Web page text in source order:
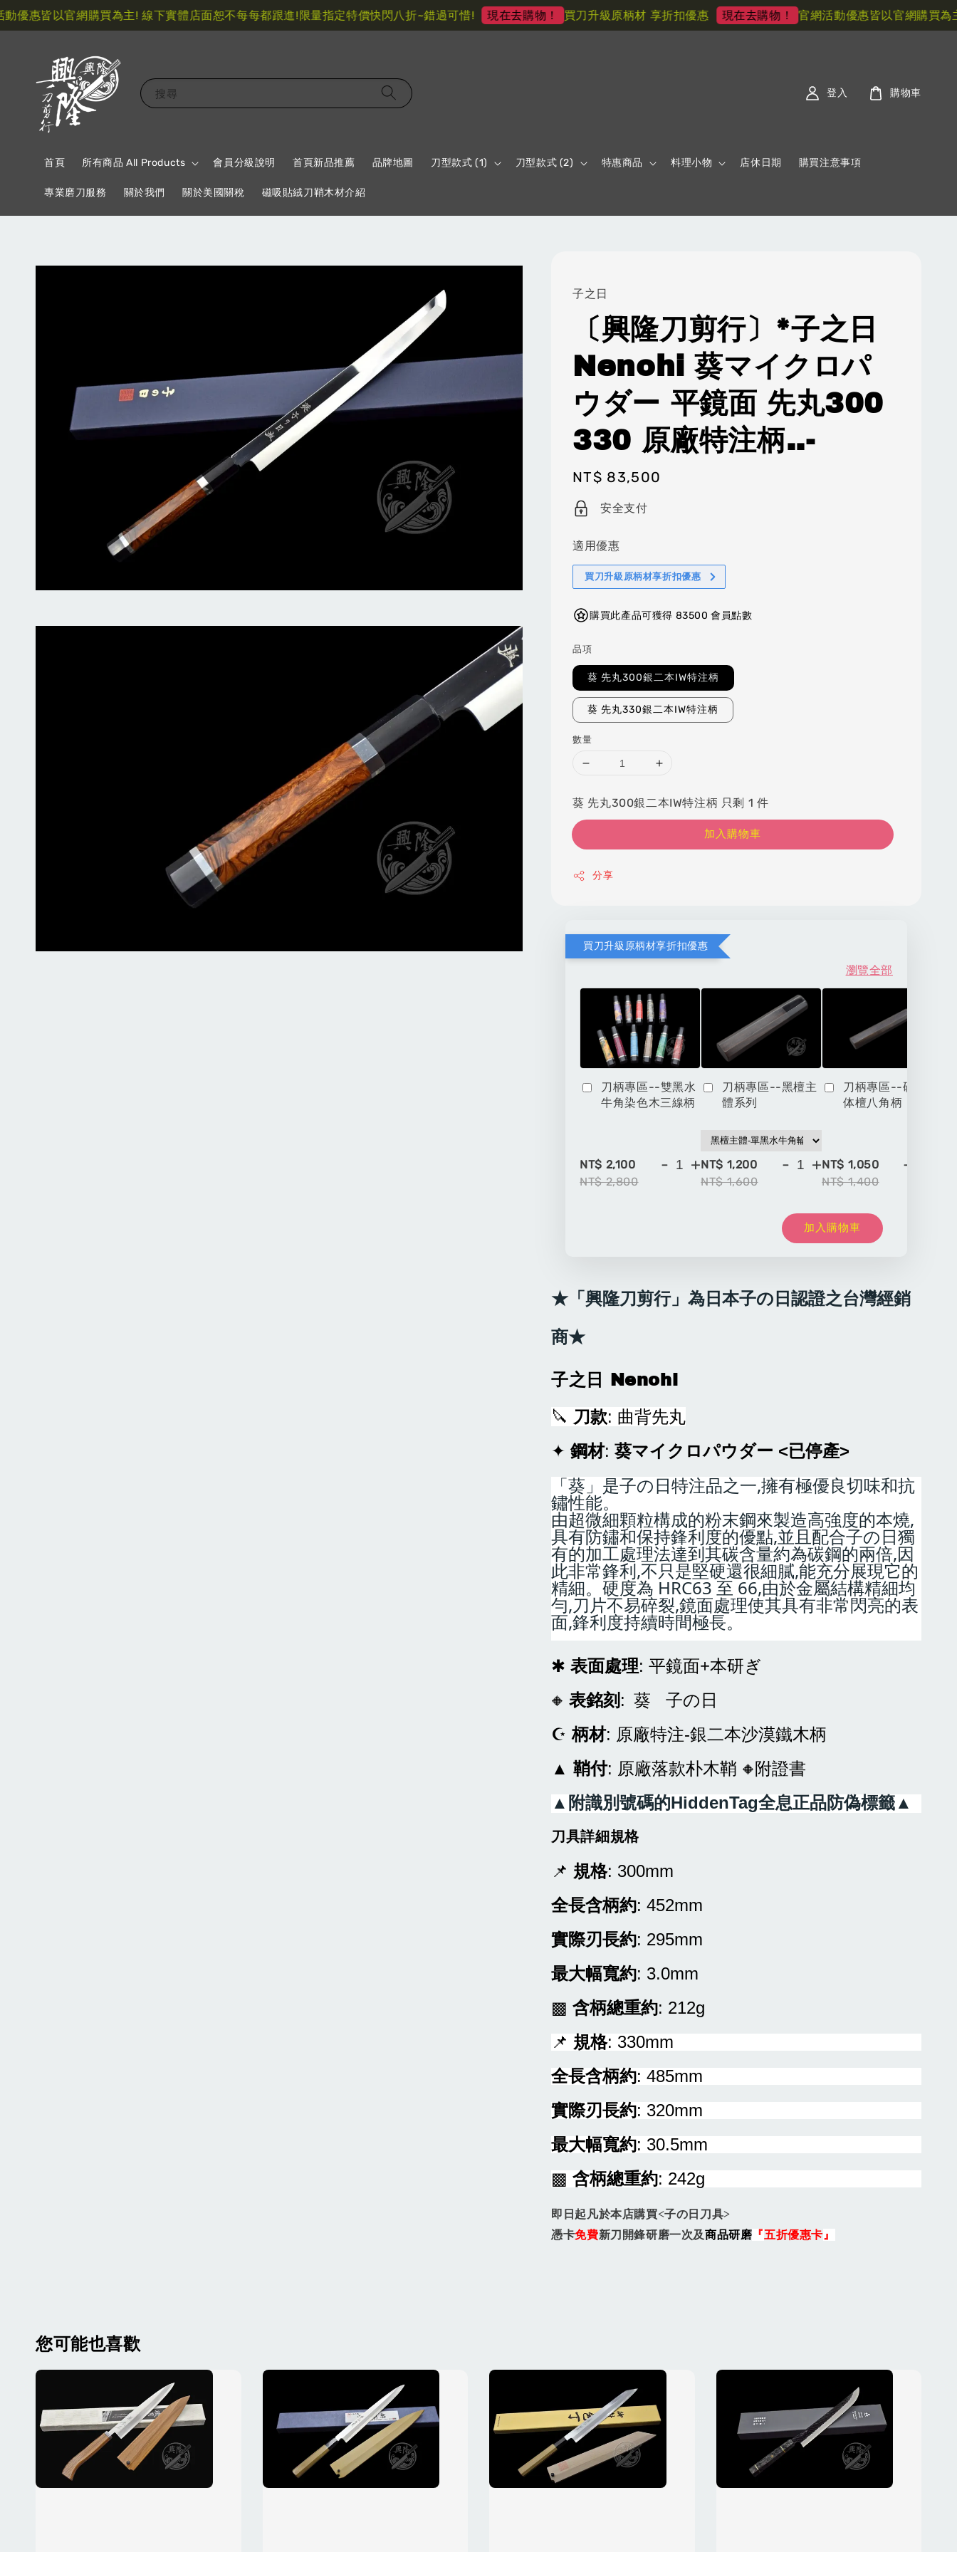
惠皆以官網購買為主! 線下實體店面恕不每每都跟進!限量指定特價快閃八折~錯過可惜! 現在去購物！ 買刀升級原柄材 享折扣優惠 現在去購物！ 官網活動優惠皆以官網購買為主!
搜尋
首頁 所有商品 All Products 會員分級說明 首頁新品推薦 品牌地圖 刀型款式 (1) 刀型款式 (2) 特惠商品 料理小物 店休日期 購買注意事項
專業磨刀服務 關於我們 關於美國關稅 磁吸貼絨刀鞘木材介紹
登入 購物車
子之日
〔興隆刀剪行〕*子之日
Nenohi 葵マイクロパ
ウダー 平鏡面 先丸300
330 原廠特注柄..-
Regular
price
NT$ 83,500
安全支付
適用優惠
買刀升級原柄材享折扣優惠
購買此產品可獲得 83500 會員點數
品項
葵 先丸300銀二本IW特注柄
葵 先丸330銀二本IW特注柄
數量
葵 先丸300銀二本IW特注柄 只剩 1 件
加入購物車
分享
買刀升級原柄材享折扣優惠
瀏覽全部
刀柄專區--雙黑水
牛角染色木三線柄
NT$ 2,100
NT$ 2,800
- +
刀柄專區--黑檀主
體系列
NT$ 1,200
NT$ 1,600
- +
刀柄專區--硬木一
体檀八角柄
NT$ 1,050
NT$ 1,400
-
加入購物車
★「興隆刀剪行」為日本子の日認證之台灣經銷
商★
子之日 Nenohi
🔪 刀款: 曲背先丸
✦鋼材:葵マイクロパウダー <已停產>
「葵」是子の日特注品之一,擁有極優良切味和抗
鏽性能。
由超微細顆粒構成的粉末鋼來製造高強度的本燒,
具有防鏽和保持鋒利度的優點,並且配合子の日獨
有的加工處理法達到其碳含量約為碳鋼的兩倍,因
此非常鋒利,不只是堅硬還很細膩,能充分展現它的
精細。硬度為 HRC63 至 66,由於金屬結構精細均
勻,刀片不易碎裂,鏡面處理使其具有非常閃亮的表
面,鋒利度持續時間極長。
✱表面處理:平鏡面+本研ぎ
🔶 表銘刻 : 葵 子の日
☪柄材: 原廠特注-銀二本沙漠鐵木柄
▲鞘付: 原廠落款朴木鞘 🔶 附證書
▲ 附識別號碼的HiddenTag全息正品防偽標籤▲
刀具詳細規格
📌 規格: 300mm
全長含柄約: 452mm
實際刃長約: 295mm
最大幅寬約: 3.0mm
▩含柄總重約: 212g
📌 規格: 330mm
全長含柄約: 485mm
實際刃長約: 320mm
最大幅寬約: 30.5mm
▩含柄總重約: 242g
即日起凡於本店購買<子の日刀具>
憑卡免費新刀開鋒研磨一次及商品研磨 『五折優惠卡 』
您可能也喜歡